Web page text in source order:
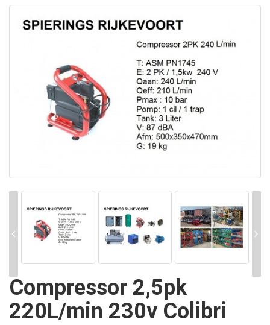
Compressor 2,5pk
220L/min 230v Colibri